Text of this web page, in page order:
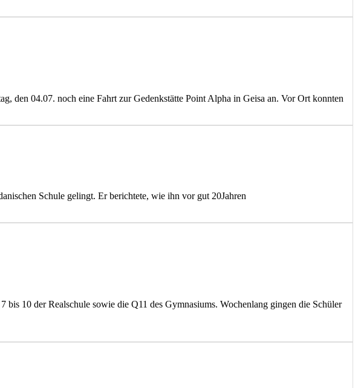
den 04.07. noch eine Fahrt zur Gedenkstätte Point Alpha in Geisa an. Vor Ort konnten
Schule gelingt. Er berichtete, wie ihn vor gut 20Jahren
10 der Realschule sowie die Q11 des Gymnasiums. Wochenlang gingen die Schüler